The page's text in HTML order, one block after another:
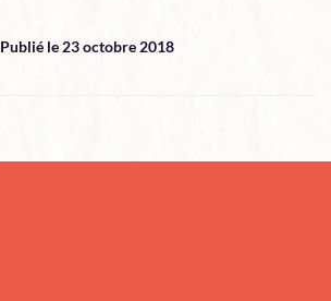
Publié le 23 octobre 2018